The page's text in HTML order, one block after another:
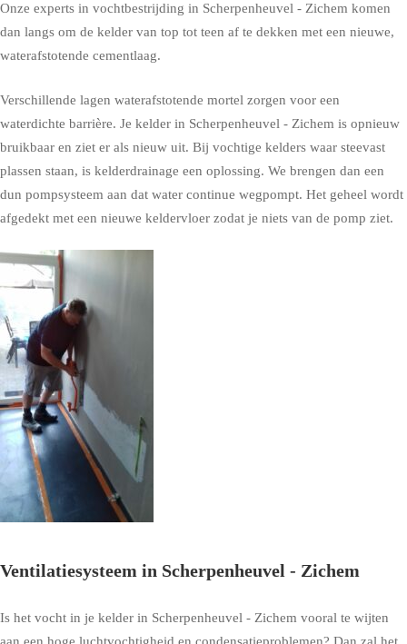
Onze experts in vochtbestrijding in Scherpenheuvel - Zichem komen
dan langs om de kelder van top tot teen af te dekken met een nieuwe,
waterafstotende cementlaag.
Verschillende lagen waterafstotende mortel zorgen voor een
waterdichte barrière. Je kelder in Scherpenheuvel - Zichem is opnieuw
bruikbaar en ziet er als nieuw uit. Bij vochtige kelders waar steevast
plassen staan, is kelderdrainage een oplossing. We brengen dan een
dun pompsysteem aan dat water continue wegpompt. Het geheel wordt
afgedekt met een nieuwe keldervloer zodat je niets van de pomp ziet.
Ventilatiesysteem in Scherpenheuvel - Zichem
Is het vocht in je kelder in Scherpenheuvel - Zichem vooral te wijten
aan een hoge luchtvochtigheid en condensatieproblemen? Dan zal het